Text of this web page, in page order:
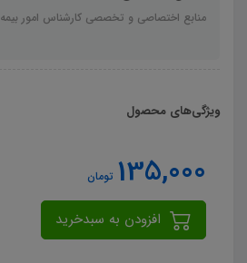
منابع اختصاصی و تخصصی کارشناس امور بیمه
ویژگی‌های محصول
135,000 تومان